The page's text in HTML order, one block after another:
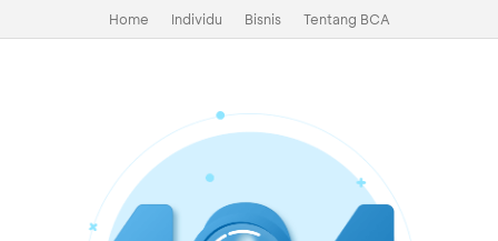
Home Individu Bisnis Tentang BCA